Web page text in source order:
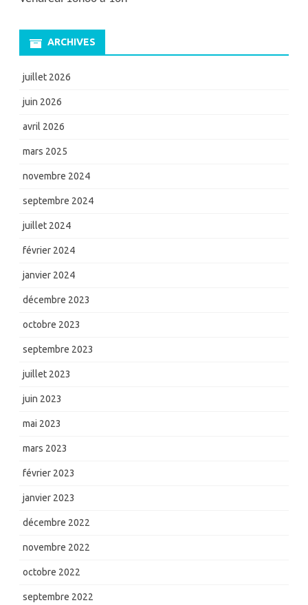
ARCHIVES
juillet 2026
juin 2026
avril 2026
mars 2025
novembre 2024
septembre 2024
juillet 2024
février 2024
janvier 2024
décembre 2023
octobre 2023
septembre 2023
juillet 2023
juin 2023
mai 2023
mars 2023
février 2023
janvier 2023
décembre 2022
novembre 2022
octobre 2022
septembre 2022